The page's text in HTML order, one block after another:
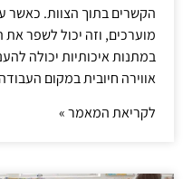
הקשרים בתוך הצוות. כאשר
מוערכים, וזה יכול לשפר
במתנות איכותיות יכולה
אווירה חיובית במקום
לקריאת המאמר »